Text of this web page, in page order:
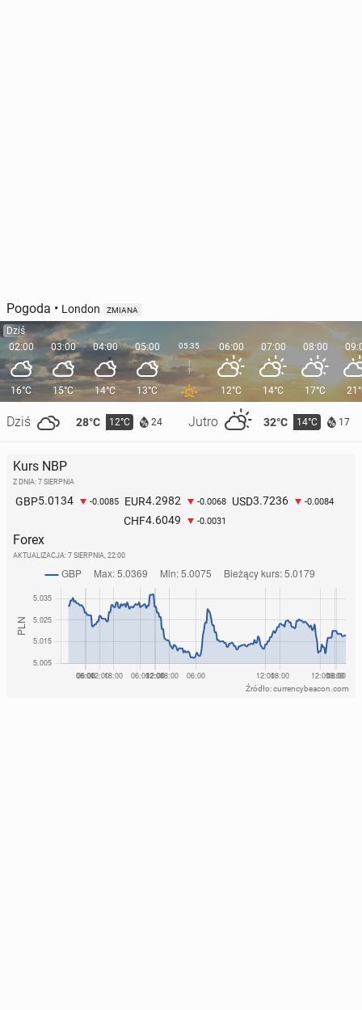
Pogoda • London ZMIANA
Dziś
02:00
16°C
Dziś 28°C 12°C 24 Jutro 32°C 14°C 17
03:00
15°C
04:00
14°C
05:00
13°C
05:35 06:00
12°C
07:00
14°C
08:00
17°C
Kurs NBP
Z DNIA: 7 SIERPNIA
GBP5.0134 -0.0085 EUR4.2982 -0.0068 USD3.7236 -0.0084
CHF4.6049 -0.0031
Forex
AKTUALIZACJA: 7 SIERPNIA, 22:00
Źródło: currencybeacon.com